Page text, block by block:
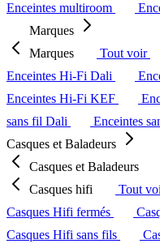
Enceintes multiroom
Marques
Marques
Tout voir
Enceintes Hi-Fi Dali
Enceintes Hi-Fi KEF
sans fil Dali
Enceintes
Casques et Baladeurs
Casques et Baladeurs
Casques hifi
Tout
Casques Hifi fermés
Casques Hifi sans fils